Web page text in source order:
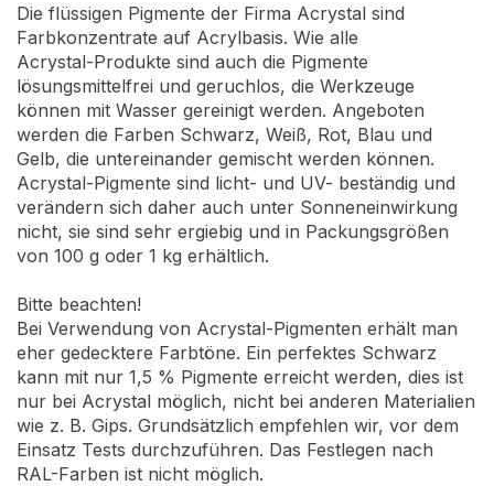
Die flüssigen Pigmente der Firma Acrystal sind
Farbkonzentrate auf Acrylbasis. Wie alle
Acrystal-Produkte sind auch die Pigmente
lösungsmittelfrei und geruchlos, die Werkzeuge
können mit Wasser gereinigt werden. Angeboten
werden die Farben Schwarz, Weiß, Rot, Blau und
Gelb, die untereinander gemischt werden können.
Acrystal-Pigmente sind licht- und UV- beständig und
verändern sich daher auch unter Sonneneinwirkung
nicht, sie sind sehr ergiebig und in Packungsgrößen
von 100 g oder 1 kg erhältlich.
Bitte beachten!
Bei Verwendung von Acrystal-Pigmenten erhält man
eher gedecktere Farbtöne. Ein perfektes Schwarz
kann mit nur 1,5 % Pigmente erreicht werden, dies ist
nur bei Acrystal möglich, nicht bei anderen Materialien
wie z. B. Gips. Grundsätzlich empfehlen wir, vor dem
Einsatz Tests durchzuführen. Das Festlegen nach
RAL-Farben ist nicht möglich.